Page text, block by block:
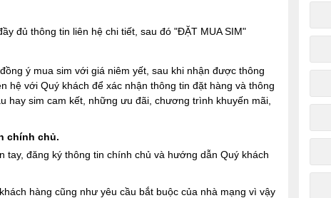
đủ thông tin liên hệ chi tiết, sau đó "ĐẶT MUA SIM"
ý mua sim với giá niêm yết, sau khi nhận được thông
hệ với Quý khách để xác nhận thông tin đặt hàng và thông
hay sim cam kết, những ưu đãi, chương trình khuyến mãi,
chính chủ.
tay, đăng ký thông tin chính chủ và hướng dẫn Quý khách
hàng cũng như yêu cầu bắt buộc của nhà mạng vì vậy